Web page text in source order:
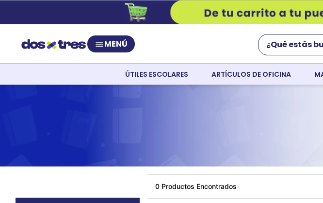
MENÚ
¿Qué estás
ÚTILES ESCOLARES ARTÍCULOS DE OFICINA
0
Términos Más
colores
resaltador